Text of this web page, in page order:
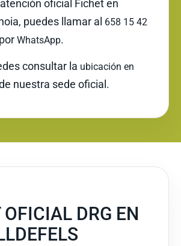
oficial Fichet en
puedes llamar al 658 15 42
WhatsApp.
consultar la ubicación en
nuestra sede oficial.
DRG EN